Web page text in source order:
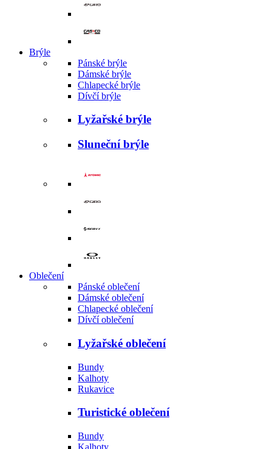
Brýle
Pánské brýle
Dámské brýle
Chlapecké brýle
Dívčí brýle
Lyžařské brýle
Sluneční brýle
Oblečení
Pánské oblečení
Dámské oblečení
Chlapecké oblečení
Dívčí oblečení
Lyžařské oblečení
Bundy
Kalhoty
Rukavice
Turistické oblečení
Bundy
Kalhoty